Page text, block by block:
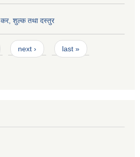
शुल्क तथा दस्तुर
next › last »